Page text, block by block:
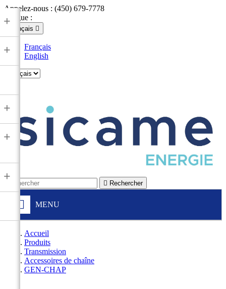
Appelez-nous : (450) 679-7778
Langue :
Français 
Français
English
 Rechercher
MENU
+
+
+
+
+
Accueil
Produits
Transmission
Accessoires de chaîne
GEN-CHAP